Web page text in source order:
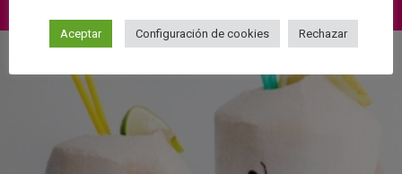
Aceptar Configuración de cookies Rechazar